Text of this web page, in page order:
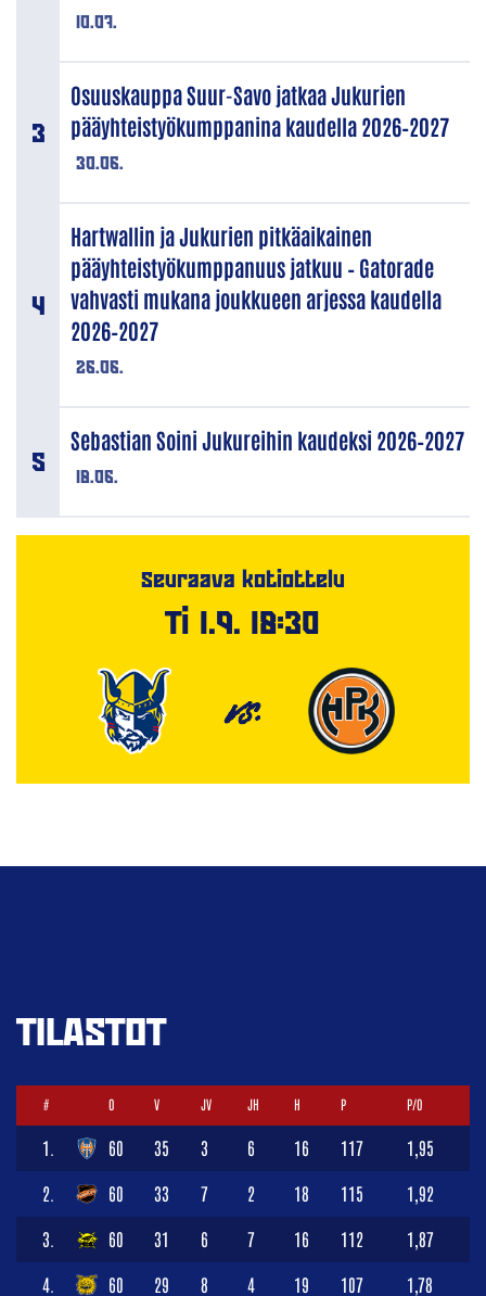
10.07.
30.06.
Osuuskauppa Suur-Savo jatkaa Jukurien
pääyhteistyökumppanina kaudella 2026–2027
26.06.
Hartwallin ja Jukurien pitkäaikainen
pääyhteistyökumppanuus jatkuu – Gatorade
vahvasti mukana joukkueen arjessa kaudella
2026–2027
18.06.
Sebastian Soini Jukureihin kaudeksi 2026–2027
Seuraava kotiottelu
Ti 1.9. 18:30
VS.
TILASTOT
# O V JV JH H P P/O
1. 60 35 3 6 16 117 1,95
2. 60 33 7 2 18 115 1,92
3. 60 31 6 7 16 112 1,87
4. 60 29 8 4 19 107 1,78